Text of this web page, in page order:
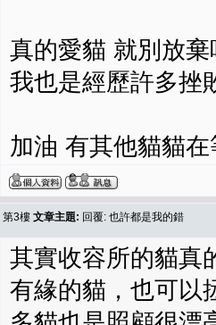
真的愛貓 就別放棄
我也是經歷許多挫
加油 有其他貓貓
第3樓 文章主題: 回覆: 也許都是我的錯
其實收容所的貓真
有緣的貓，也可以